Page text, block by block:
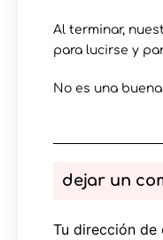
Al terminar,
para lucirse y
No es una
dejar un
Tu dirección de